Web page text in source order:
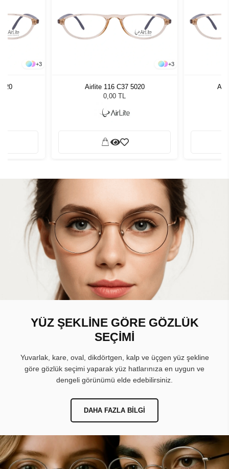
+3 +3
Airlite 116 C37 5020
0,00 TL
YÜZ ŞEKLİNE GÖRE GÖZLÜK
SEÇİMİ
Yuvarlak, kare, oval, dikdörtgen, kalp ve üçgen yüz şekline
göre gözlük seçimi yaparak yüz hatlarınıza en uygun ve
dengeli görünümü elde edebilirsiniz.
DAHA FAZLA BILGI